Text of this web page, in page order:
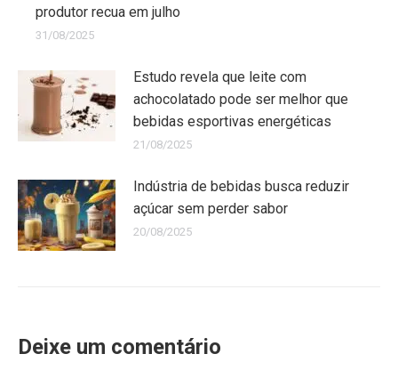
produtor recua em julho
31/08/2025
Estudo revela que leite com
achocolatado pode ser melhor que
bebidas esportivas energéticas
21/08/2025
Indústria de bebidas busca reduzir
açúcar sem perder sabor
20/08/2025
Deixe um comentário